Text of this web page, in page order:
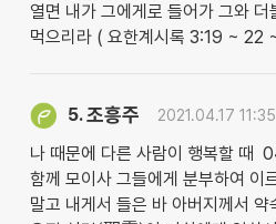
열면 내가 그에게로 들어가 그와 더
먹으리라 ( 요한계시록 3:19 ~
5.조흥주 2021.04.17 11:35
나 때문에 다른 사람이 행복할
함께 모이사 그들에게 분부하여 이
말고 내게서 들은 바 아버지께서